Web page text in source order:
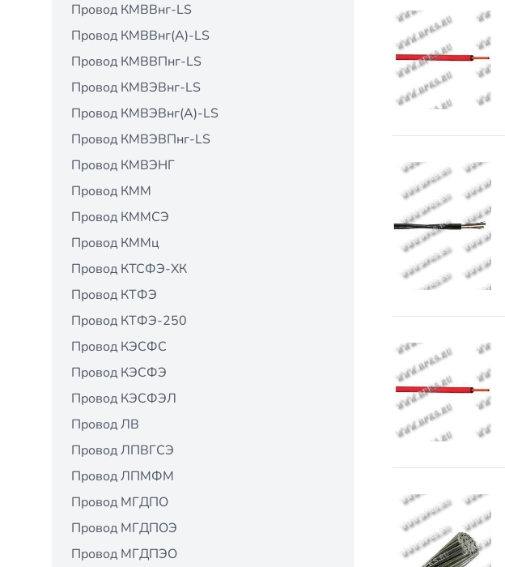
Провод КМВВнг-LS
Провод КМВВнг(А)-LS
Провод КМВВПнг-LS
Провод КМВЭВнг-LS
Провод КМВЭВнг(А)-LS
Провод КМВЭВПнг-LS
Провод КМВЭНГ
Провод КММ
Провод КММСЭ
Провод КММц
Провод КТСФЭ-ХК
Провод КТФЭ
Провод КТФЭ-250
Провод КЭСФС
Провод КЭСФЭ
Провод КЭСФЭЛ
Провод ЛВ
Провод ЛПВГСЭ
Провод ЛПМФМ
Провод МГДПО
Провод МГДПОЭ
Провод МГДПЭО